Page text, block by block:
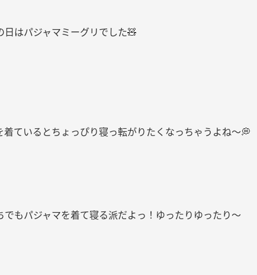
日はパジャマミーグリでした🧸
着ているとちょっぴり寝っ転がりたくなっちゃうよね〜💭
でもパジャマを着て寝る派だよっ！ゆったりゆったり〜